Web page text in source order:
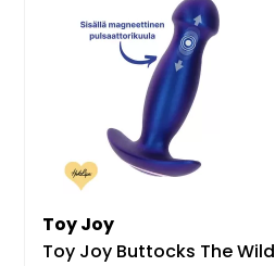
Toy Joy
Toy Joy Buttocks The Wild Anaalitappi Moottorilla